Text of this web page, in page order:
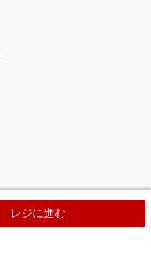
レジに進む